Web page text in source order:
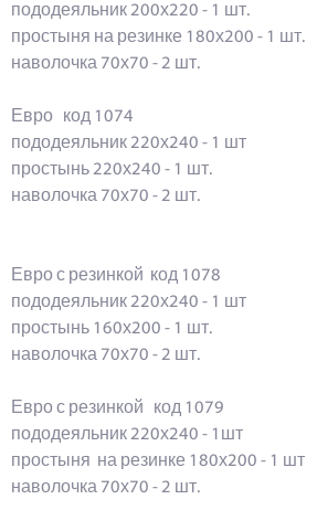
пододеяльник 200х220 - 1 шт.
простыня на резинке 180х200 - 1 шт.
наволочка 70х70 - 2 шт.
Евро код 1074
пододеяльник 220х240 - 1 шт
простынь 220х240 - 1 шт.
наволочка 70х70 - 2 шт.
Евро с резинкой код 1078
пододеяльник 220х240 - 1 шт
простынь 160х200 - 1 шт.
наволочка 70х70 - 2 шт.
Евро с резинкой код 1079
пододеяльник 220х240 - 1шт
простыня на резинке 180х200 - 1 шт
наволочка 70х70 - 2 шт.